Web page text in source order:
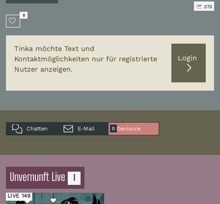
373
8
Tinka möchte Text und
Kontaktmöglichkeiten nur für registrierte
Nutzer anzeigen.
Login
Chatten E-Mail D Deviance
Unvernunft Live 1
LIVE 149